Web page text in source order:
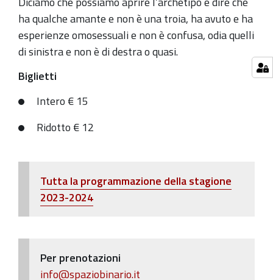
ha qualche amante e non è una troia, ha avuto e ha
esperienze omosessuali e non è confusa, odia quelli
di sinistra e non è di destra o quasi.
Biglietti
Intero € 15
Ridotto € 12
Tutta la programmazione della stagione
2023-2024
Per prenotazioni
info@spaziobinario.it